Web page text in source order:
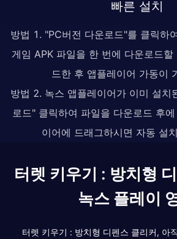
빠른 설치
방법 1. "PC버전 다운로드"를 클릭하
게임 APK 파일을 한 번에 다운로드할
드한 후 앱플레이어 가동이
방법 2. 녹스 앱플레이어가 이미 설치
로드" 클릭하여 파일을 다운로드 후
이어에 드래그하시면 자동 설
터렛 키우기 : 방치형
녹스 플레이
터렛 키우기 : 방치형 디펜스 클리커, 아